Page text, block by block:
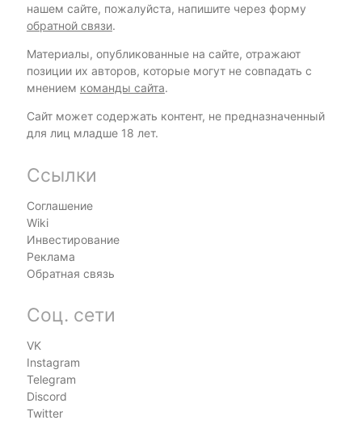
нашем сайте, пожалуйста, напишите через форму
обратной связи.
Материалы, опубликованные на сайте, отражают
позиции их авторов, которые могут не совпадать с
мнением команды сайта.
Сайт может содержать контент, не предназначенный
для лиц младше 18 лет.
Ссылки
Соглашение
Wiki
Инвестирование
Реклама
Обратная связь
Соц. сети
VK
Instagram
Telegram
Discord
Twitter